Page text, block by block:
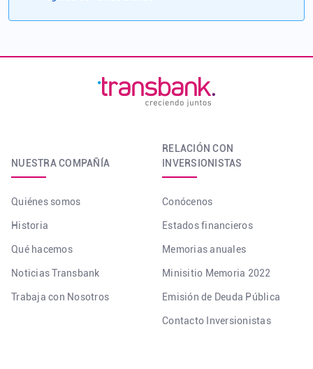
NUESTRA COMPAÑÍA
Quiénes somos
Historia
Qué hacemos
Noticias Transbank
Trabaja con Nosotros
RELACIÓN CON
INVERSIONISTAS
Conócenos
Estados financieros
Memorias anuales
Minisitio Memoria 2022
Emisión de Deuda Pública
Contacto Inversionistas